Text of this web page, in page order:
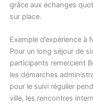
grâce aux échanges
sur place.
Exemple d’expérience à
Pour un long séjour de
participants remercient
les démarches
pour le suivi régulier
ville, les rencontres